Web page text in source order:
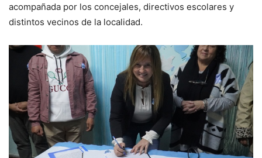
acompañada por los concejales, directivos escolares y
distintos vecinos de la localidad.